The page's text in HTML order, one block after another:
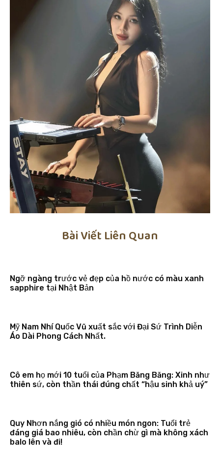
Bài Viết Liên Quan
Ngỡ ngàng trước vẻ đẹp của hồ nước có màu xanh
sapphire tại Nhật Bản
Mỹ Nam Nhí Quốc Vũ xuất sắc với Đại Sứ Trình Diễn
Áo Dài Phong Cách Nhất.
Cô em họ mới 10 tuổi của Phạm Băng Băng: Xinh như
thiên sứ, còn thần thái đúng chất “hậu sinh khả uý”
Quy Nhơn nắng gió có nhiều món ngon: Tuổi trẻ
đáng giá bao nhiêu, còn chần chừ gì mà không xách
balo lên và đi!